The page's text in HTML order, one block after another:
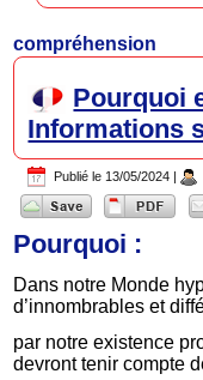
compréhension
Pourquoi
Informations
Publié le 13/05/2024 |
Pourquoi :
Dans notre Monde
d’innombrables et
par notre existence
devront tenir compte